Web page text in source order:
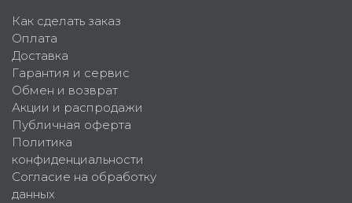
Как сделать заказ
Оплата
Доставка
Гарантия и сервис
Обмен и возврат
Акции и распродажи
Публичная оферта
Политика
конфиденциальности
Согласие на обработку
данных